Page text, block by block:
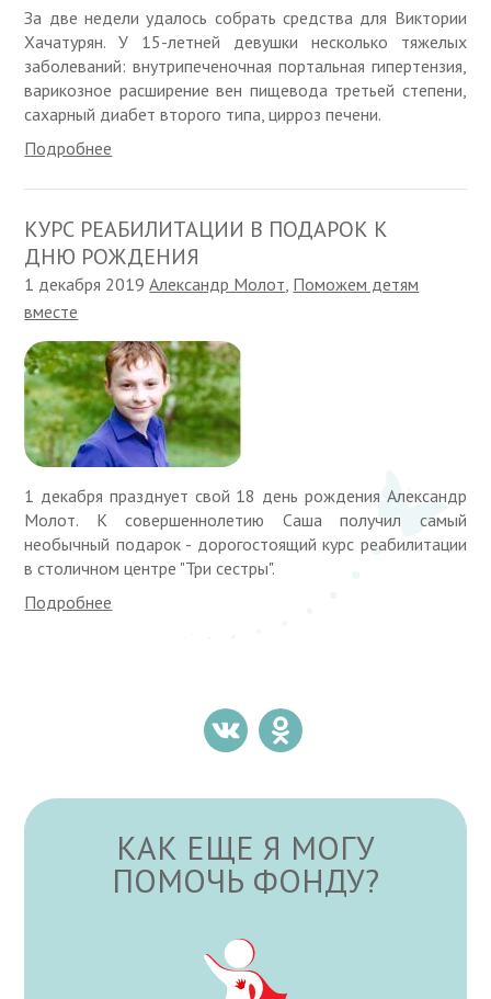
За две недели удалось собрать средства для Виктории
Хачатурян. У 15-летней девушки несколько тяжелых
заболеваний: внутрипеченочная портальная гипертензия,
варикозное расширение вен пищевода третьей степени,
сахарный диабет второго типа, цирроз печени.
Подробнее
КУРС РЕАБИЛИТАЦИИ В ПОДАРОК К
ДНЮ РОЖДЕНИЯ
1 декабря 2019Александр Молот, Поможем детям
вместе
1 декабря празднует свой 18 день рождения Александр
Молот. К совершеннолетию Саша получил самый
необычный подарок - дорогостоящий курс реабилитации
в столичном центре "Три сестры".
Подробнее
КАК ЕЩЕ Я МОГУ
ПОМОЧЬ ФОНДУ?